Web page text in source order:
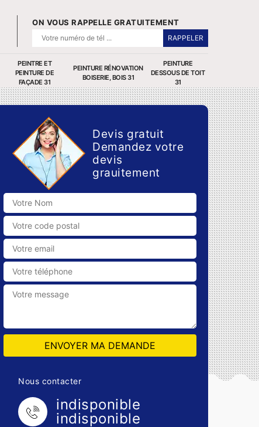
ON VOUS RAPPELLE GRATUITEMENT
PEINTRE ET
PEINTURE DE
FAÇADE 31
PEINTURE RÉNOVATION
BOISERIE, BOIS 31
PEINTURE
DESSOUS DE TOIT
31
Devis gratuit
Demandez votre
devis
grauitement
Nous contacter
indisponible
indisponible